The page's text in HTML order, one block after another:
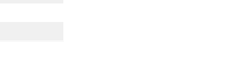
定できる情報が保
ソナライズに使わ
ーの権利を尊重し